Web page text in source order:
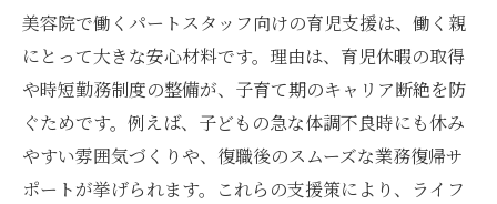
美容院で働くパートスタッフ向けの育児支援は、働く親
にとって大きな安心材料です。理由は、育児休暇の取得
や時短勤務制度の整備が、子育て期のキャリア断絶を防
ぐためです。例えば、子どもの急な体調不良時にも休み
やすい雰囲気づくりや、復職後のスムーズな業務復帰サ
ポートが挙げられます。これらの支援策により、ライフ